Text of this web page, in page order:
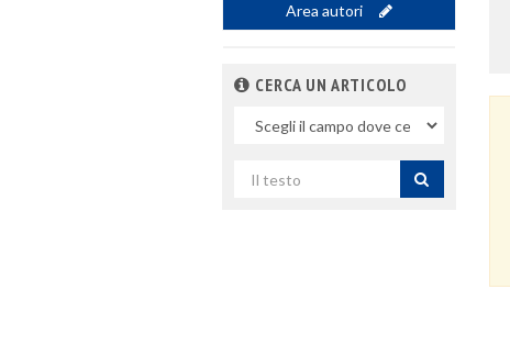
Area autori
CERCA UN ARTICOLO
campo
per